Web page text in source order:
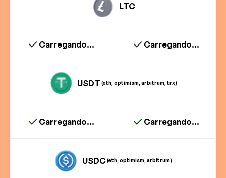
LTC
Carregando... Carregando...
USDT (eth, optimism, arbitrum, trx)
Carregando... Carregando...
USDC(eth, optimism, arbitrum)